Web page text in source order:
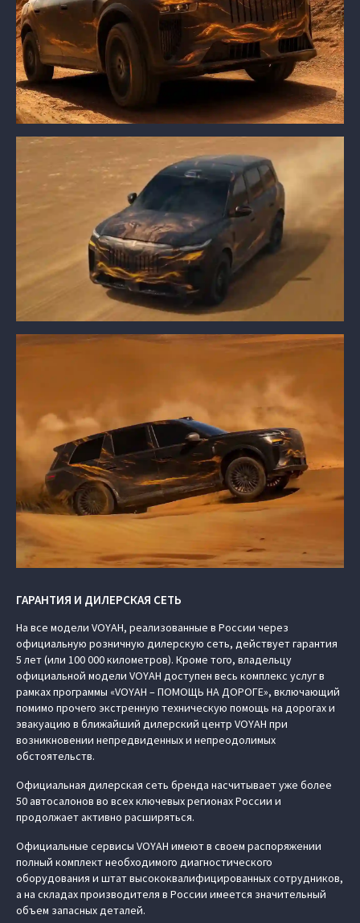
ГАРАНТИЯ И ДИЛЕРСКАЯ СЕТЬ
На все модели VOYAH, реализованные в России через
официальную розничную дилерскую сеть, действует гарантия
5 лет (или 100 000 километров). Кроме того, владельцу
официальной модели VOYAH доступен весь комплекс услуг в
рамках программы «VOYAH – ПОМОЩЬ НА ДОРОГЕ», включающий
помимо прочего экстренную техническую помощь на дорогах и
эвакуацию в ближайший дилерский центр VOYAH при
возникновении непредвиденных и непреодолимых
обстоятельств.
Официальная дилерская сеть бренда насчитывает уже более
50 автосалонов во всех ключевых регионах России и
продолжает активно расширяться.
Официальные сервисы VOYAH имеют в своем распоряжении
полный комплект необходимого диагностического
оборудования и штат высококвалифицированных сотрудников,
а на складах производителя в России имеется значительный
объем запасных деталей.